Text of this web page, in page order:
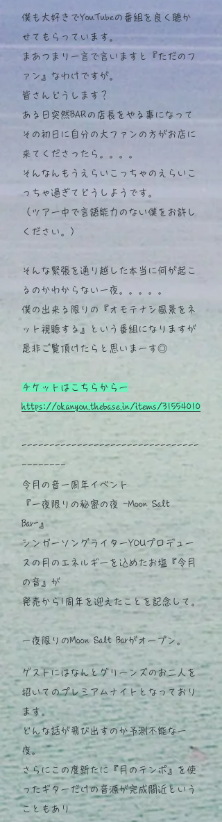
僕も大好きでYouTubeの番組を良く聴か
せてもらっています。
まあつまり一言で言いますと『ただのフ
ァン』なわけですが。
皆さんどうします？
ある日突然BARの店長をやる事になって
その初日に自分の大ファンの方がお店に
来てくださったら。。。。
そんなんもうえらいこっちゃのえらいこ
っちゃ過ぎてどうしようです。
（ツアー中で言語能力のない僕をお許し
ください。）
そんな緊張を通り越した本当に何が起こ
るのかわからない一夜。。。。。
僕の出来る限りの『オモテナシ風景をネ
ット視聴する』という番組になりますが
是非ご覧頂けたらと思いまーす◎
チケットはこちらからー
https://okanyou.thebase.in/items/31554010
--------------------------------
--------
令月の音一周年イベント
『一夜限りの秘密の夜 -Moon Salt
Bar-』
シンガーソングライターYOUプロデュー
スの月のエネルギーを込めたお塩『令月
の音』が
発売から1周年を迎えたことを記念して。
一夜限りのMoon Salt Barがオープン。
ゲストにはなんとグリーンズのお二人を
招いてのプレミアムナイトとなっており
ます。
どんな話が飛び出すのか予測不能な一
夜。
さらにこの度新たに『月のテンポ』を使
ったギターだけの音源が完成間近という
こともあり